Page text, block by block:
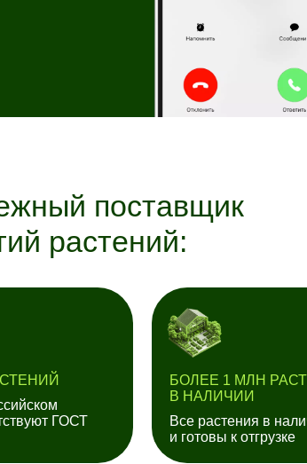
поставщик
растений:
ГОСТ
БОЛЕЕ 1 МЛН
В НАЛИЧИИ
Все растения в
и готовы к отгрузке